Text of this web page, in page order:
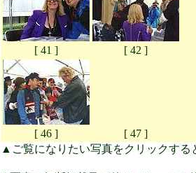
[ 41 ] [ 42 ]
[ 46 ]
[ 47 ]
▲ご覧になりたい写真をクリックする